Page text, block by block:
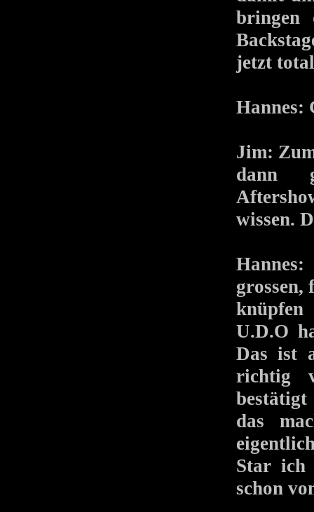
bringen
jetzt
Hannes:
Jim:
dann
wissen.
grossen,
U.D.O
Das ist
richtig
das
Star ich
schon